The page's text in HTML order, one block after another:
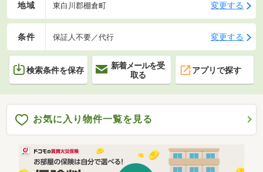
地域 東白川郡棚倉町 変更する
条件 保証人不要／代行 変更する
検索条件を保存
新着メールを受
取る
アプリで探す
お気に入り物件一覧を見る